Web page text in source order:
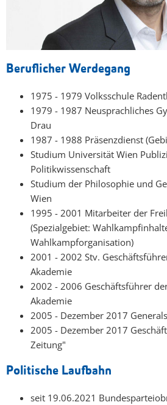
Beruflicher Werdegang
1975 - 1979 Volksschule
1979 - 1987 Neusprachliches
Drau
1987 - 1988 Präsenzdienst
Studium Universität Wien
Politikwissenschaft
Studium der Philosophie und
Wien
1995 - 2001 Mitarbeiter der
(Spezialgebiet:
Wahlkampforganisation)
2001 - 2002 Stv.
Akademie
2002 - 2006 Geschäftsführer
Akademie
2005 - Dezember 2017
2005 - Dezember 2017
Zeitung"
Politische Laufbahn
seit 19.06.2021